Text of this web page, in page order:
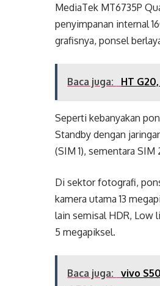
MediaTek MT6735P
penyimpanan internal
grafisnya, ponsel
Baca juga: HT
Seperti kebanyakan
Standby dengan
(SIM 1), sementara SIM
Di sektor fotografi,
kamera utama 13
lain semisal HDR, Low
5 megapiksel.
Baca juga:
vivo